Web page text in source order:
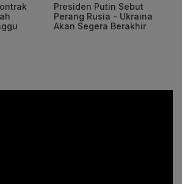
Presiden Putin Sebut
Perang Rusia - Ukraina
Akan Segera Berakhir